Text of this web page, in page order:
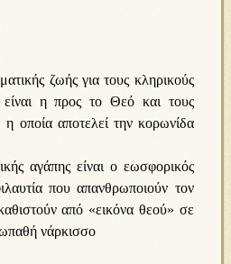
ζωής για τους κληρικούς
είναι η προς το Θεό και τους
οποία αποτελεί την κορωνίδα
αγάπης είναι ο εωσφορικός
που απανθρωποιούν τον
από «εικόνα θεού» σε
νάρκισσο